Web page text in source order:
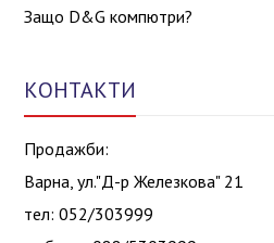
Защо D&G компютри?
КОНТАКТИ
Продажби:
Варна, ул."Д-р Железкова" 21
тел: 052/303999